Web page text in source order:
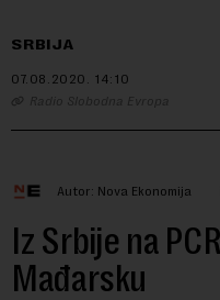
SRBIJA
07.08.2020. 14:10
Radio Slobodna Evropa
Autor: Nova Ekonomija
Iz Srbije na
Mađarsku